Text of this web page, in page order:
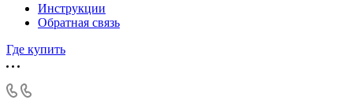
Инструкции
Обратная связь
Где купить